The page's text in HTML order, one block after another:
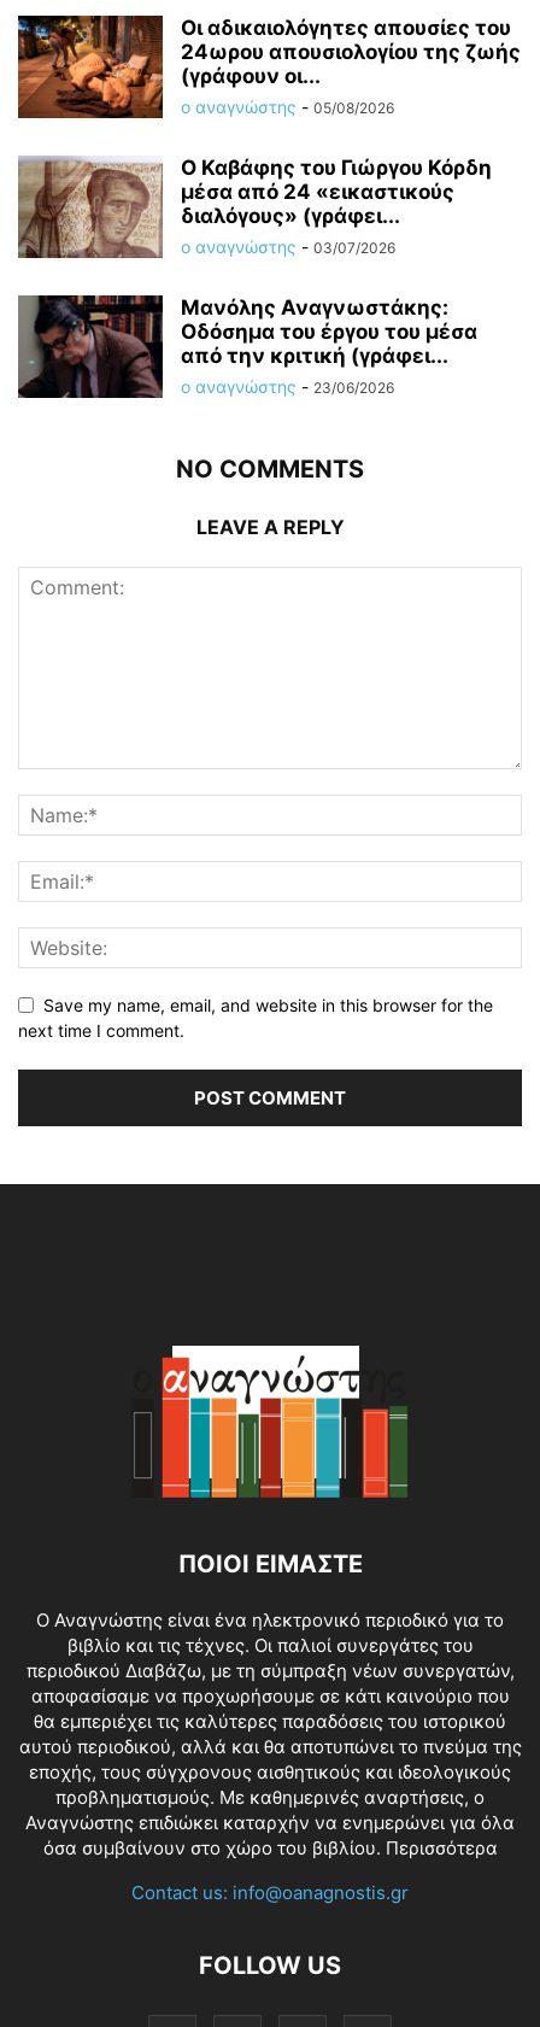
Οι αδικαιολόγητες απουσίες του
24ωρου απουσιολογίου της ζωής
(γράφουν οι...
ο αναγνώστης - 05/08/2026
Ο Καβάφης του Γιώργου Κόρδη
μέσα από 24 «εικαστικούς
διαλόγους» (γράφει...
ο αναγνώστης - 03/07/2026
Μανόλης Αναγνωστάκης:
Οδόσημα του έργου του μέσα
από την κριτική (γράφει...
ο αναγνώστης - 23/06/2026
NO COMMENTS
LEAVE A REPLY
Save my name, email, and website in this browser for the
next time I comment.
ΠΟΙΟΙ ΕΙΜΑΣΤΕ
O Αναγνώστης είναι ένα ηλεκτρονικό περιοδικό για το
βιβλίο και τις τέχνες. Οι παλιοί συνεργάτες του
περιοδικού Διαβάζω, με τη σύμπραξη νέων συνεργατών,
αποφασίσαμε να προχωρήσουμε σε κάτι καινούριο που
θα εμπεριέχει τις καλύτερες παραδόσεις του ιστορικού
αυτού περιοδικού, αλλά και θα αποτυπώνει το πνεύμα της
εποχής, τους σύγχρονους αισθητικούς και ιδεολογικούς
προβληματισμούς. Με καθημερινές αναρτήσεις, ο
Αναγνώστης επιδιώκει καταρχήν να ενημερώνει για όλα
όσα συμβαίνουν στο χώρο του βιβλίου. Περισσότερα
Contact us: info@oanagnostis.gr
FOLLOW US